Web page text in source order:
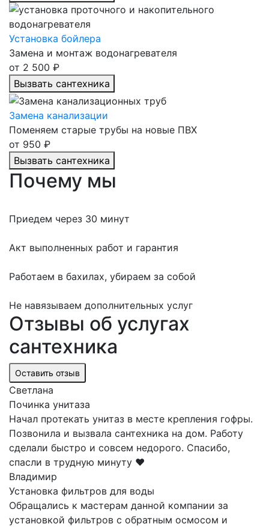
Установка бойлера
Замена и монтаж водонагревателя
от 2 500 ₽
Вызвать сантехника
Замена канализации
Поменяем старые трубы на новые ПВХ
от 950 ₽
Вызвать сантехника
Почему мы
Приедем через 30 минут
Акт выполненных работ и гарантия
Работаем в бахилах, убираем за собой
Не навязываем дополнительных услуг
Отзывы об услугах
сантехника
Оставить отзыв
Светлана
Починка унитаза
Начал протекать унитаз в месте крепления гофры.
Позвонила и вызвала сантехника на дом. Работу
сделали быстро и совсем недорого. Спасибо,
спасли в трудную минуту ❤️
Владимир
Установка фильтров для воды
Обращались к мастерам данной компании за
установкой фильтров с обратным осмосом и